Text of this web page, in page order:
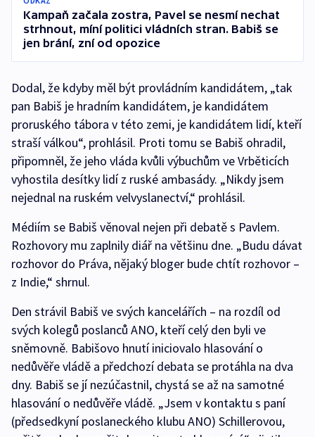
Kampaň začala zostra, Pavel se nesmí nechat
strhnout, míní politici vládních stran. Babiš se
jen brání, zní od opozice
Dodal, že kdyby měl být provládním kandidátem, „tak
pan Babiš je hradním kandidátem, je kandidátem
proruského tábora v této zemi, je kandidátem lidí, kteří
straší válkou“, prohlásil. Proti tomu se Babiš ohradil,
připomněl, že jeho vláda kvůli výbuchům ve Vrběticích
vyhostila desítky lidí z ruské ambasády. „Nikdy jsem
nejednal na ruském velvyslanectví,“ prohlásil.
Médiím se Babiš věnoval nejen při debatě s Pavlem.
Rozhovory mu zaplnily diář na většinu dne. „Budu dávat
rozhovor do Práva, nějaký bloger bude chtít rozhovor –
z Indie,“ shrnul.
Den strávil Babiš ve svých kancelářích – na rozdíl od
svých kolegů poslanců ANO, kteří celý den byli ve
sněmovně. Babišovo hnutí iniciovalo hlasování o
nedůvěře vládě a předchozí debata se protáhla na dva
dny. Babiš se jí nezúčastnil, chystá se až na samotné
hlasování o nedůvěře vládě. „Jsem v kontaktu s paní
(předsedkyní poslaneckého klubu ANO) Schillerovou,